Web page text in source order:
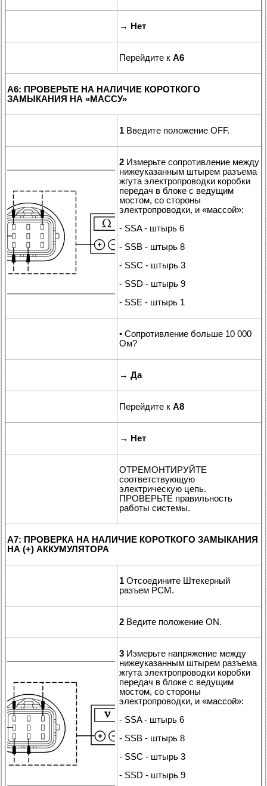
→ Нет
Перейдите к A6
A6: ПРОВЕРЬТЕ НА НАЛИЧИЕ КОРОТКОГО
ЗАМЫКАНИЯ НА «МАССУ»
1 Введите положение OFF.
2 Измерьте сопротивление между
нижеуказанным штырем разъема
жгута электропроводки коробки
передач в блоке с ведущим
мостом, со стороны
электропроводки, и «массой»:
- SSA - штырь 6
- SSB - штырь 8
- SSC - штырь 3
- SSD - штырь 9
- SSE - штырь 1
• Сопротивление больше 10 000
Ом?
→ Да
Перейдите к A8
→ Нет
ОТРЕМОНТИРУЙТЕ
соответствующую
электрическую цепь.
ПРОВЕРЬТЕ правильность
работы системы.
A7: ПРОВЕРКА НА НАЛИЧИЕ КОРОТКОГО ЗАМЫКАНИЯ
НА (+) АККУМУЛЯТОРА
1 Отсоедините Штекерный
разъем PCM.
2 Ведите положение ON.
3 Измерьте напряжение между
нижеуказанным штырем разъема
жгута электропроводки коробки
передач в блоке с ведущим
мостом, со стороны
электропроводки, и «массой»:
- SSA - штырь 6
- SSB - штырь 8
- SSC - штырь 3
- SSD - штырь 9